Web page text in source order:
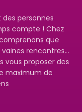
personnes
compte ! Chez
que
rencontres…
vous proposer des
maximum de